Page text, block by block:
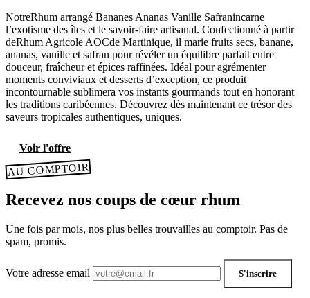
NotreRhum arrangé Bananes Ananas Vanille Safranincarne
l’exotisme des îles et le savoir-faire artisanal. Confectionné à partir
deRhum Agricole AOCde Martinique, il marie fruits secs, banane,
ananas, vanille et safran pour révéler un équilibre parfait entre
douceur, fraîcheur et épices raffinées. Idéal pour agrémenter
moments conviviaux et desserts d’exception, ce produit
incontournable sublimera vos instants gourmands tout en honorant
les traditions caribéennes. Découvrez dès maintenant ce trésor des
saveurs tropicales authentiques, uniques.
Voir l'offre
AU COMPTOIR
Recevez nos coups de cœur rhum
Une fois par mois, nos plus belles trouvailles au comptoir. Pas de
spam, promis.
Votre adresse email S'inscrire